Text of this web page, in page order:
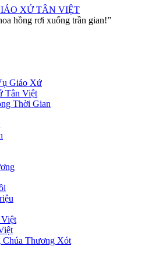
hồng rơi xuống trần gian!”
Giáo Xứ
Tân Việt
Thời Gian
Thương Xót